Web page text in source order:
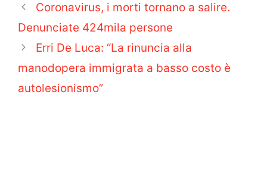
Coronavirus, i morti tornano a salire.
Denunciate 424mila persone
Erri De Luca: “La rinuncia alla
manodopera immigrata a basso costo è
autolesionismo”